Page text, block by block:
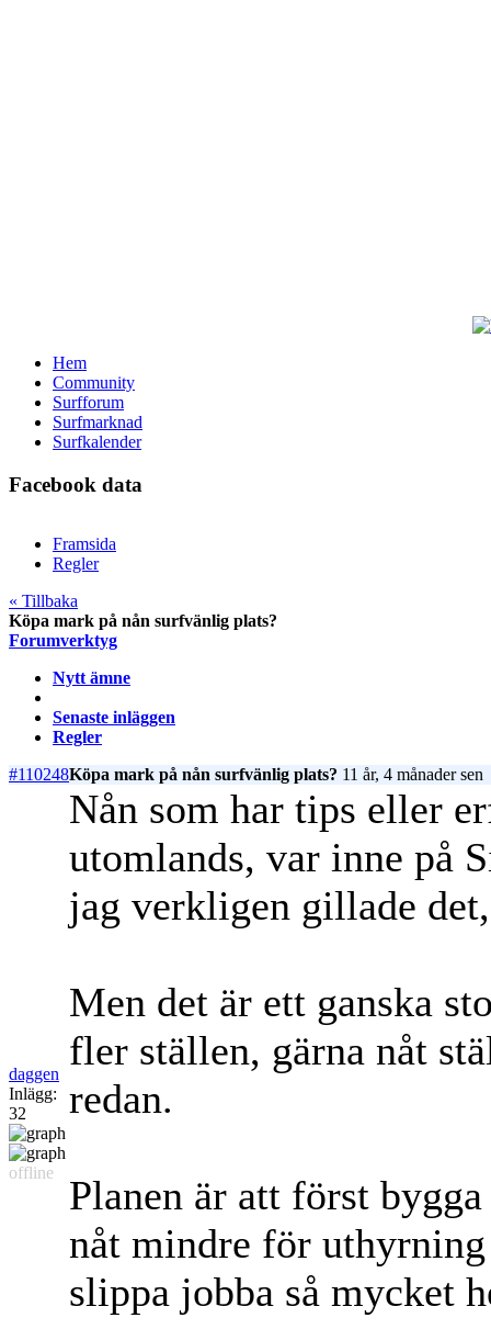
Hem
Community
Surfforum
Surfmarknad
Surfkalender
Facebook data
Framsida
Regler
« Tillbaka
Köpa mark på nån surfvänlig plats?
Forumverktyg
Nytt ämne
Senaste inläggen
Regler
#110248Köpa mark på nån surfvänlig plats? 11 år, 4 månader sen
daggen
Inlägg:
32
offline
Nån som har tips eller
utomlands, var inne på
jag verkligen gillade
Men det är ett ganska
fler ställen, gärna nåt
redan.
Planen är att först
nåt mindre för
slippa jobba så mycket